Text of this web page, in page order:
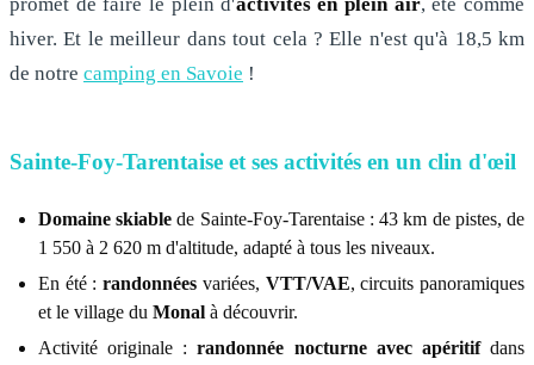
hiver. Et le meilleur dans tout cela ? Elle n'est qu'à 18,5 km
de notre camping en Savoie !
Sainte-Foy-Tarentaise et ses activités en un clin d'œil
Domaine skiable de Sainte-Foy-Tarentaise : 43 km de pistes, de
1 550 à 2 620 m d'altitude, adapté à tous les niveaux.
En été :randonnées variées, VTT/VAE, circuits panoramiques
et le village du Monal à découvrir.
Activité originale :randonnée nocturne avec apéritifdans